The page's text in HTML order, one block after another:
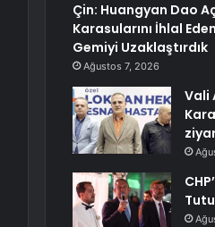
Çin: Huangyan Dao
Karasularını İhlal
Gemiyi Uzaklaştırdık
Ağustos 7, 2026
Vali